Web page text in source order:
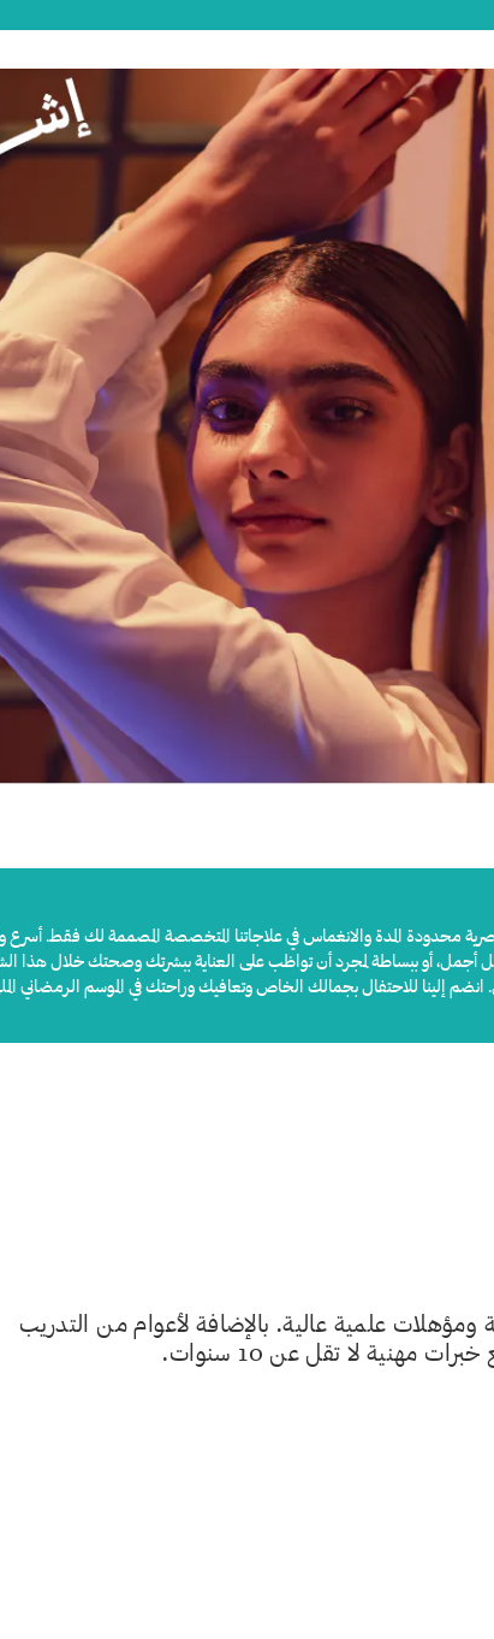
محدودة المدة والانغماس في علاجاتنا المتخصصة المصممة لك فقط. أسرع
أو ببساطة لمجرد أن تواظب على العناية ببشرتك وصحتك خلال هذا
انضم إلينا للاحتفال بجمالك الخاص وتعافيك وراحتك في الموسم الرمضاني
علمية عالية. بالإضافة لأعوام من التدريب
مهنية لا تقل عن 10 سنوات.